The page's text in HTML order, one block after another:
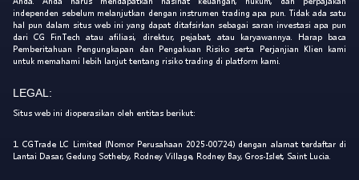
independen sebelum melanjutkan dengan instrumen trading apa pun. Tidak ada satu
hal pun dalam situs web ini yang dapat ditafsirkan sebagai saran investasi apa pun
dari CG FinTech atau afiliasi, direktur, pejabat, atau karyawannya. Harap baca
Pemberitahuan Pengungkapan dan Pengakuan Risiko serta Perjanjian Klien kami
untuk memahami lebih lanjut tentang risiko trading di platform kami.
LEGAL:
Situs web ini dioperasikan oleh entitas berikut:
1. CGTrade LC Limited (Nomor Perusahaan 2025-00724) dengan alamat terdaftar di
Lantai Dasar, Gedung Sotheby, Rodney Village, Rodney Bay, Gros-Islet, Saint Lucia.